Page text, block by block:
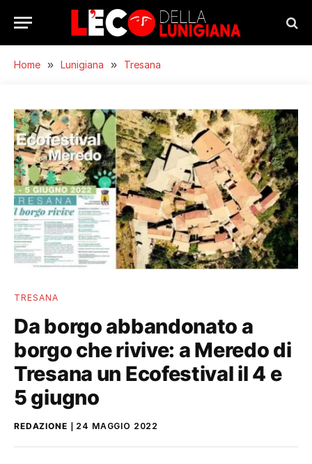
Home » Lunigiana » Tresana
TRESANA
Da borgo abbandonato a
borgo che rivive: a Meredo di
Tresana un Ecofestival il 4 e
5 giugno
REDAZIONE 24 MAGGIO 2022